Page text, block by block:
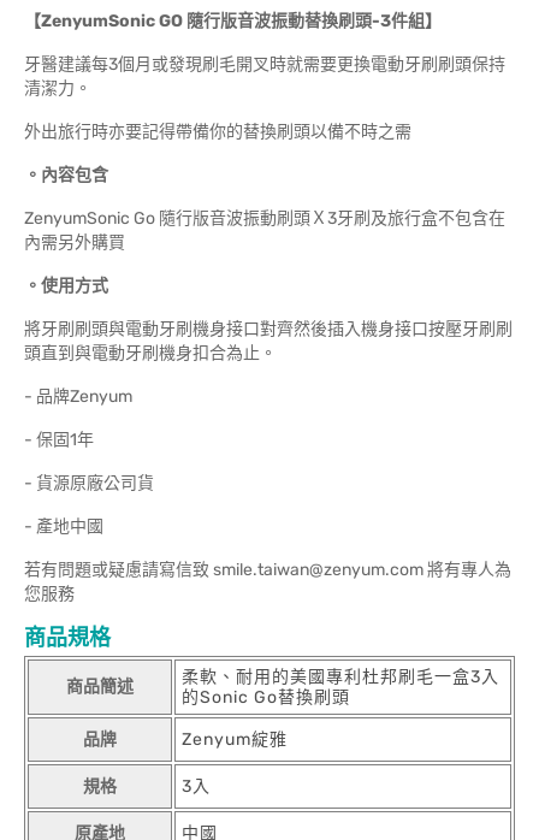
【ZenyumSonic GO 隨行版音波振動替換刷頭-3件組】
牙醫建議每3個月或發現刷毛開叉時就需要更換電動牙刷刷頭保持
清潔力。
外出旅行時亦要記得帶備你的替換刷頭以備不時之需
。內容包含
ZenyumSonic Go 隨行版音波振動刷頭Ｘ3牙刷及旅行盒不包含在
內需另外購買
。使用方式
將牙刷刷頭與電動牙刷機身接口對齊然後插入機身接口按壓牙刷刷
頭直到與電動牙刷機身扣合為止。
- 品牌Zenyum
- 保固1年
- 貨源原廠公司貨
- 產地中國
若有問題或疑慮請寫信致 smile.taiwan@zenyum.com 將有專人為
您服務
商品規格
商品簡述
柔軟、耐用的美國專利杜邦刷毛一盒3入
的Sonic Go替換刷頭
品牌 Zenyum綻雅
規格 3入
原產地 中國